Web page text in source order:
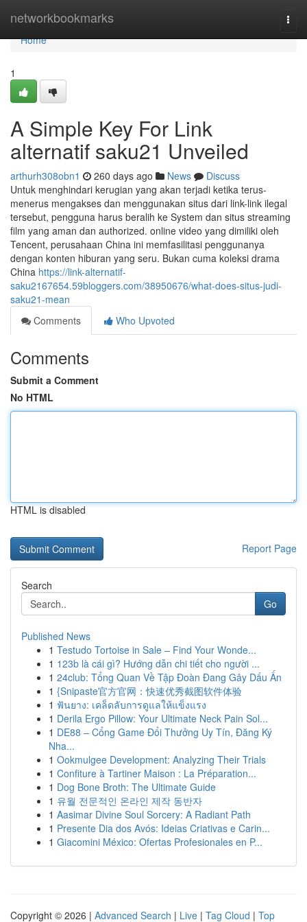
networkbookmarks
Home
Home
1
A Simple Key For Link
alternatif saku21 Unveiled
arthurh308obn1 260 days ago News
Discuss
Untuk menghindari kerugian yang akan terjadi ketika terus-
menerus mengakses dan menggunakan situs dari link-link ilegal
tersebut, pengguna harus beralih ke System dan situs streaming
film yang aman dan authorized. online video yang dimiliki oleh
Tencent, perusahaan China ini memfasilitasi penggunanya
dengan konten hiburan yang seru. Bukan cuma koleksi drama
China https://link-alternatif-
saku2167654.59bloggers.com/38950676/what-does-situs-judi-
saku21-mean
Comments
Who Upvoted
Comments
Submit a Comment
No HTML
HTML is disabled
Report Page
Search
Go
Published News
1 Testudo Tortoise in Sale – Find Your Wonde...
1 123b là cái gì? Hướng dẫn chi tiết cho người ...
1 24club: Tổng Quan Về Tập Đoàn Đang Gây Dấu Ấn
1 {Snipaste官方官网：快速优秀截图软件体验
1 ฟันยาง: เคล็ดลับการดูแลให้แข็งแรง
1 Derila Ergo Pillow: Your Ultimate Neck Pain Sol...
1 DE88 – Cổng Game Đổi Thưởng Uy Tín, Đăng Ký
Nha...
1 Ookmulgee Development: Analyzing Their Trials
1 Confiture à Tartiner Maison : La Préparation...
1 Dog Bone Broth: The Ultimate Guide
1 유월 전문적인 온라인 제작 동반자
1 Aasimar Divine Soul Sorcery: A Radiant Path
1 Presente Dia dos Avós: Ideias Criativas e Carin...
1 Giacomini México: Ofertas Profesionales en P...
Copyright © 2026 | Advanced Search | Live | Tag Cloud | Top